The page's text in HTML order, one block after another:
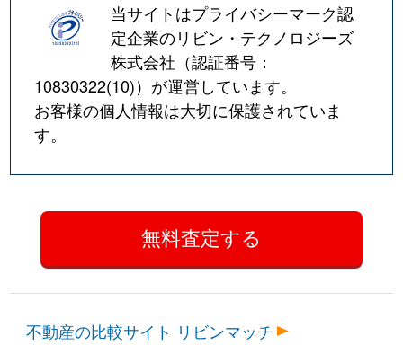
当サイトはプライバシーマーク認
定企業のリビン・テクノロジーズ
株式会社（認証番号：
10830322(10)）が運営しています。
お客様の個人情報は大切に保護されていま
す。
不動産の比較サイト リビンマッチ